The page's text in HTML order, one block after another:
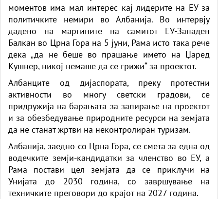
моментов има мал интерес кај лидерите на ЕУ за
политичките немири во Албанија. Во интервју
дадено на маргините на самитот ЕУ-Западен
Балкан во Црна Гора на 5 јуни, Рама исто така рече
дека „да не беше во прашање името на Џаред
Кушнер, никој немаше да се грижи“ за проектот.
Албанците од дијаспората, преку протестни
активности во многу светски градови, се
придружија на барањата за запирање на проектот
и за обезбедување природните ресурси на земјата
да не станат жртви на неконтролиран туризам.
Албанија, заедно со Црна Гора, се смета за една од
водечките земји-кандидатки за членство во ЕУ, а
Рама постави цел земјата да се приклучи на
Унијата до 2030 година, со завршување на
техничките преговори до крајот на 2027 година.